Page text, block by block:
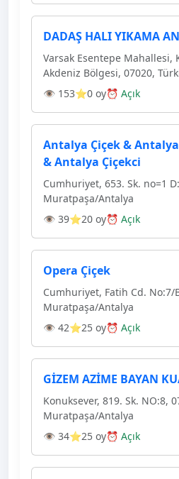
DADAŞ HALI YIKAMA
Varsak Esentepe Mahallesi,
Akdeniz Bölgesi, 07020,
👁 153⭐0 oy⏰ Açık
Antalya Çiçek &
& Antalya Çiçekci
Cumhuriyet, 653. Sk. no=1
Muratpaşa/Antalya
👁 39⭐20 oy⏰ Açık
Opera Çiçek
Cumhuriyet, Fatih Cd. No:7/
Muratpaşa/Antalya
👁 42⭐25 oy⏰ Açık
GİZEM AZİME BAYAN
Konuksever, 819. Sk. NO:8,
Muratpaşa/Antalya
👁 34⭐25 oy⏰ Açık